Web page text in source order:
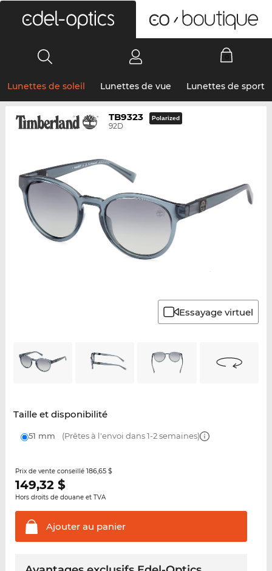
Lunettes de soleil Lunettes de vue Lunettes de sport
TB9323
92D
Polarized
Essayage virtuel
Taille et disponibilité
51 mm (Prêtes à l'envoi dans 1-2 semaines)
Prix de vente conseillé 186,65 $
149,32$
Hors droits de douane et TVA
Ajouter au panier